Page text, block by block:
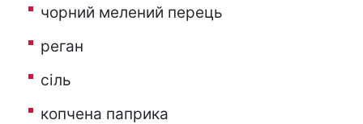
чорний мелений перець
реган
сіль
копчена паприка